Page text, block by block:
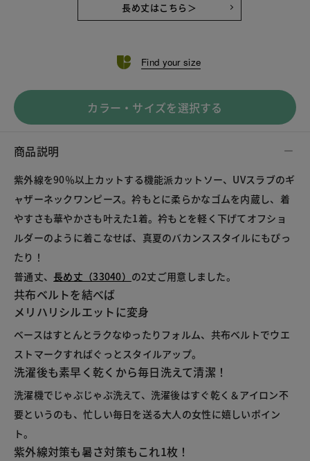
長め丈はこちら＞
Find your size
カラー・サイズを選択する
商品説明
紫外線を90％以上カットする機能派カットソー、UVスラブのギ
ャザーネックワンピース。衿もとに柔らかなゴムを内蔵し、着
やすさも華やかさも叶えた1着。衿もとを軽く下げてオフショ
ルダーのように着こなせば、真夏のバカンススタイルにもぴっ
たり！
普通丈、長め丈（33040） の2丈ご用意しました。
共布ベルトを結べば
メリハリシルエットに変身
ベースはすとんとラクなゆったりフォルム、共布ベルトでウエ
ストマークすればぐっとスタイルアップ。
洗濯後も素早く乾くから毎日洗えて清潔！
洗濯機でじゃぶじゃぶ洗えて、洗濯後はすぐ乾く＆アイロン不
要というのも、忙しい毎日を送る大人の女性に嬉しいポイン
ト。
紫外線対策も暑さ対策もこれ1枚！